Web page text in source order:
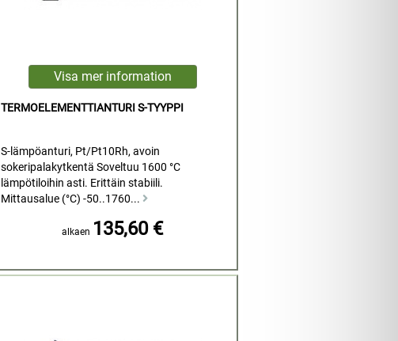
TERMOELEMENTTIANTURI S-TYYPPI
S-lämpöanturi, Pt/Pt10Rh, avoin
sokeripalakytkentä Soveltuu 1600 °C
lämpötiloihin asti. Erittäin stabiili.
Mittausalue (°C) -50..1760...
alkaen 135,60 €